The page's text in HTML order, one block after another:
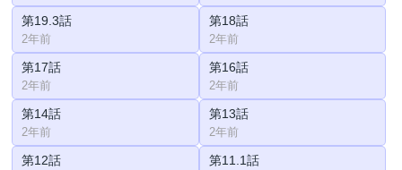
第19.3話
2年前
第18話
2年前
第17話
2年前
第16話
2年前
第14話
2年前
第13話
2年前
第12話 第11.1話